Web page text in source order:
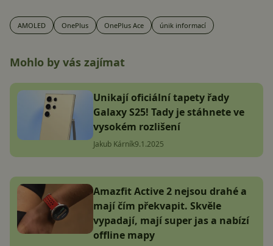
AMOLED OnePlus OnePlus Ace únik informací
Mohlo by vás zajímat
Unikají oficiální tapety řady
Galaxy S25! Tady je stáhnete ve
vysokém rozlišení
Jakub Kárník9.1.2025
Amazfit Active 2 nejsou drahé a
mají čím překvapit. Skvěle
vypadají, mají super jas a nabízí
offline mapy